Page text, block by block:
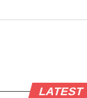
LATEST